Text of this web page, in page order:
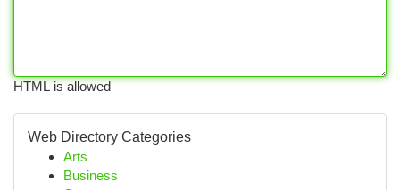
HTML is allowed
Web Directory Categories
Arts
Business